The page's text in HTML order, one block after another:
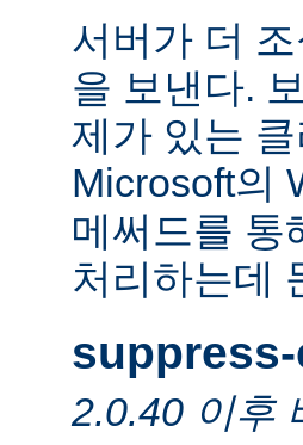
서버가 더
을 보낸다.
제가 있는
Microsoft의
메써드를 통
처리하는데
2.0.40 이후